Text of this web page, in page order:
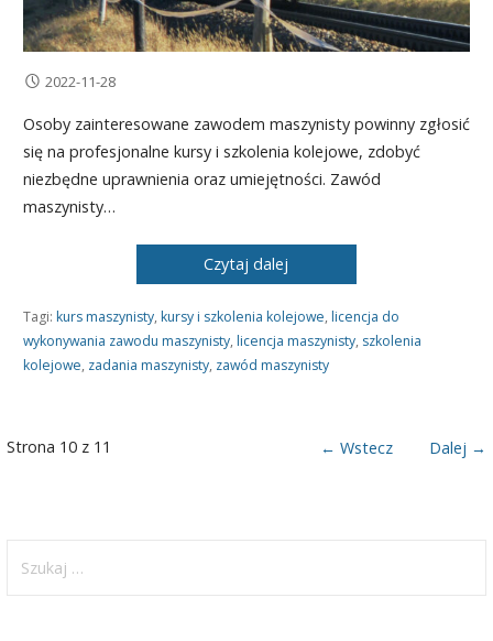
2022-11-28
Osoby zainteresowane zawodem maszynisty powinny zgłosić
się na profesjonalne kursy i szkolenia kolejowe, zdobyć
niezbędne uprawnienia oraz umiejętności. Zawód
maszynisty…
Czytaj dalej
Tagi: kurs maszynisty, kursy i szkolenia kolejowe, licencja do
wykonywania zawodu maszynisty, licencja maszynisty, szkolenia
kolejowe, zadania maszynisty, zawód maszynisty
Nawigacja
Strona 10 z 11 ← Wstecz Dalej →